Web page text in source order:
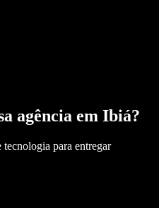
agência em Ibiá?
para entregar